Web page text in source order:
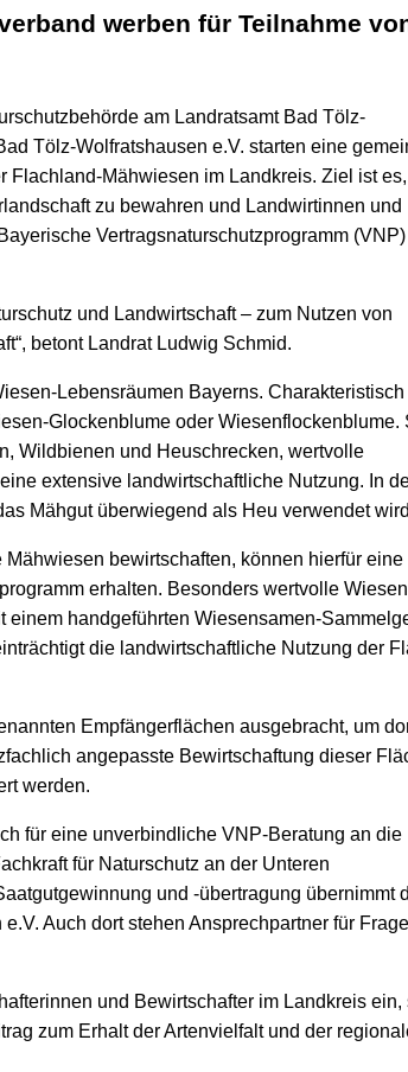
werben für Teilnahme
am Landratsamt Bad Tölz-
Tölz-Wolfratshausen e.V. starten eine
Flachland-Mähwiesen im Landkreis. Ziel ist
zu bewahren und Landwirtinnen und
Vertragsnaturschutzprogramm (VNP)
und Landwirtschaft – zum Nutzen von
betont Landrat Ludwig Schmid.
Lebensräumen Bayerns. Charakteristisch
Glockenblume oder Wiesenflockenblume.
Wildbienen und Heuschrecken, wertvolle
extensive landwirtschaftliche Nutzung. In
Mähgut überwiegend als Heu verwendet
bewirtschaften, können hierfür eine
erhalten. Besonders wertvolle
handgeführten Wiesensamen-
die landwirtschaftliche Nutzung der
Empfängerflächen ausgebracht, um
angepasste Bewirtschaftung dieser
werden.
für eine unverbindliche VNP-Beratung an die
für Naturschutz an der Unteren
und -übertragung übernimmt
Auch dort stehen Ansprechpartner für
und Bewirtschafter im Landkreis ein,
zum Erhalt der Artenvielfalt und der